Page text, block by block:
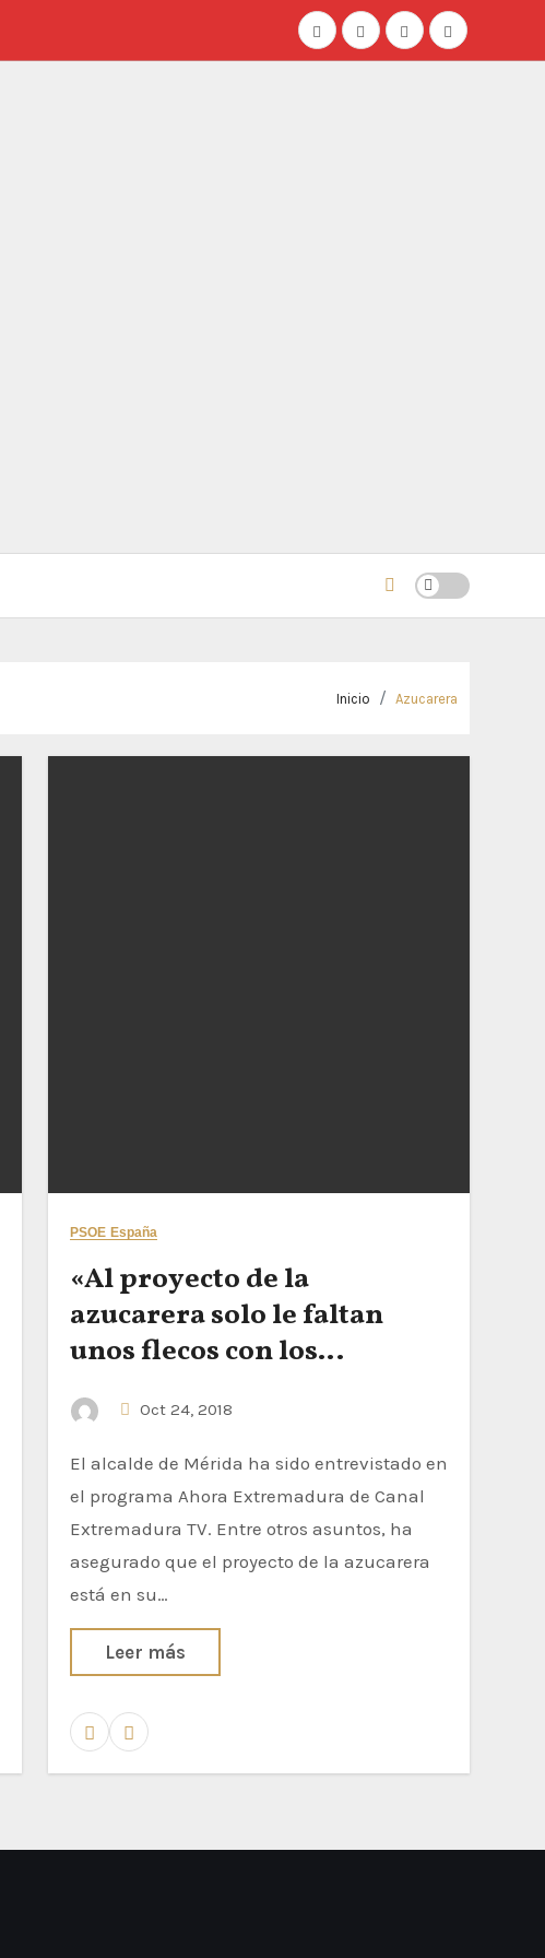
Inicio Azucarera
PSOE España
«Al proyecto de la
azucarera solo le faltan
unos flecos con los
inversores, pero hay
buenas perspectivas»
Oct 24, 2018
El alcalde de Mérida ha sido entrevistado en
el programa Ahora Extremadura de Canal
Extremadura TV. Entre otros asuntos, ha
asegurado que el proyecto de la azucarera
está en su…
Leer más